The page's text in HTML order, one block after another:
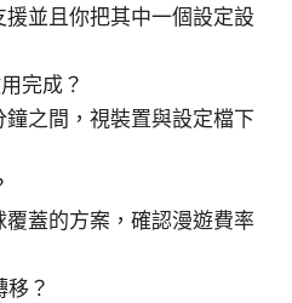
並且你把其中一個設定設
完成？
之間，視裝置與設定檔下
蓋的方案，確認漫遊費率
？